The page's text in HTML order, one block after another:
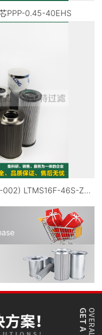
PPP-0.45-40EHS
船用滤芯LTMS12F-46S-Z(3412-002) LTMS16F-46S-ZP.2(3416-001)